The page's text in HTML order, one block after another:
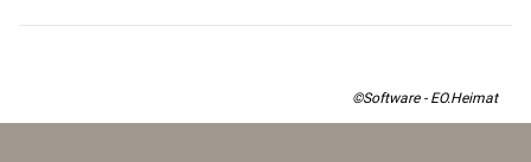
©Software - EO.Heimat